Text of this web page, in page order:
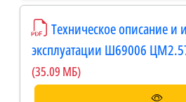
Техническое описание и
эксплуатации Ш69006
(35.09 МБ)